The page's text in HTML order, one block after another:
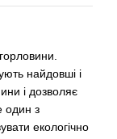
найдовші і
і дозволяє
один з
екологічно